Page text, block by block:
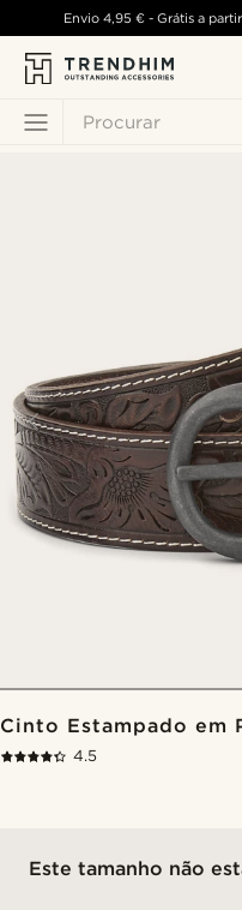
Procurar
Envio 4,95 €- Grátis a
Cinto Estampado em
4.5
Este tamanho não